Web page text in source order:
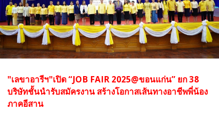
"เลขาอารีฯ"เปิด “JOB FAIR 2025@ขอนแก่น” ยก 38
บริษัทชั้นนำรับสมัครงาน สร้างโอกาสเส้นทางอาชีพพี่น้อง
ภาคอีสาน